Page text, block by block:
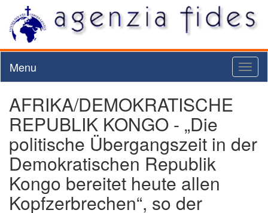
Menu
AFRIKA/DEMOKRATISCHE
REPUBLIK KONGO - „Die
politische Übergangszeit in der
Demokratischen Republik
Kongo bereitet heute allen
Kopfzerbrechen“, so der